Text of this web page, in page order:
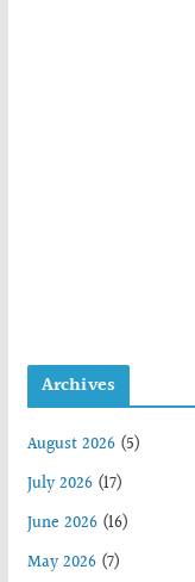
Archives
August 2026(5)
July 2026(17)
June 2026(16)
May 2026(7)